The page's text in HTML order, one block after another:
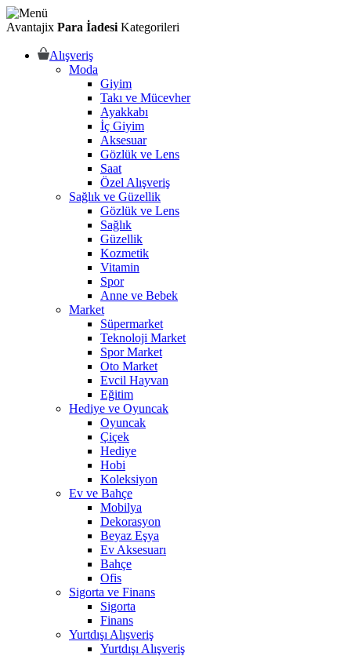
Avantajix Para İadesi Kategorileri
Alışveriş
Moda
Giyim
Takı ve Mücevher
Ayakkabı
İç Giyim
Aksesuar
Gözlük ve Lens
Saat
Özel Alışveriş
Sağlık ve Güzellik
Gözlük ve Lens
Sağlık
Güzellik
Kozmetik
Vitamin
Spor
Anne ve Bebek
Market
Süpermarket
Teknoloji Market
Spor Market
Oto Market
Evcil Hayvan
Eğitim
Hediye ve Oyuncak
Oyuncak
Çiçek
Hediye
Hobi
Koleksiyon
Ev ve Bahçe
Mobilya
Dekorasyon
Beyaz Eşya
Ev Aksesuarı
Bahçe
Ofis
Sigorta ve Finans
Sigorta
Finans
Yurtdışı Alışveriş
Yurtdışı Alışveriş